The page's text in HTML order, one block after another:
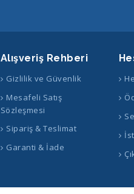
Alışveriş Rehberi
Gizlilik ve Güvenlik
Mesafeli Satış
Sözleşmesi
Sipariş & Teslimat
Garanti & İade